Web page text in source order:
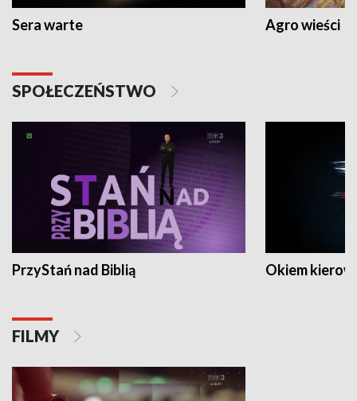
Sera warte Agro wieści
SPOŁECZEŃSTWO
PrzyStań nad Biblią Okiem
FILMY